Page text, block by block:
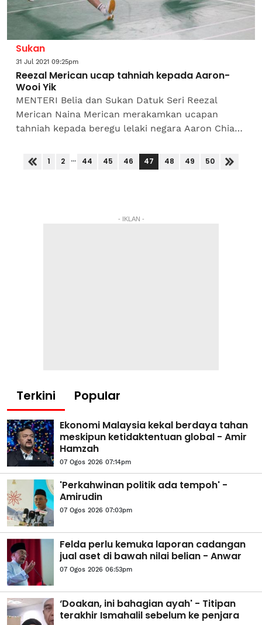
Sukan
31 Jul 2021 09:25pm
Reezal Merican ucap tahniah kepada Aaron-
Wooi Yik
MENTERI Belia dan Sukan Datuk Seri Reezal
Merican Naina Merican merakamkan ucapan
tahniah kepada beregu lelaki negara Aaron Chia-
Malaysia pada Sukan...
1 2 ... 44 45 46 47 48 49 50
- IKLAN -
Terkini Popular
Ekonomi Malaysia kekal berdaya tahan
meskipun ketidaktentuan global - Amir
Hamzah
07 Ogos 2026 07:14pm
'Perkahwinan politik ada tempoh' -
Amirudin
07 Ogos 2026 07:03pm
Felda perlu kemuka laporan cadangan
jual aset di bawah nilai belian - Anwar
07 Ogos 2026 06:53pm
‘Doakan, ini bahagian ayah' - Titipan
terakhir Ismahalil sebelum ke penjara